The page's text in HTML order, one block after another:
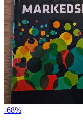
-68%